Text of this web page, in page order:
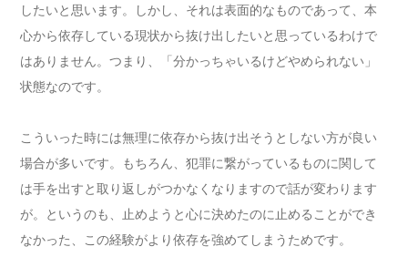
したいと思います。しかし、それは表面的なものであって、本
心から依存している現状から抜け出したいと思っているわけで
はありません。つまり、「分かっちゃいるけどやめられない」
状態なのです。
こういった時には無理に依存から抜け出そうとしない方が良い
場合が多いです。もちろん、犯罪に繋がっているものに関して
は手を出すと取り返しがつかなくなりますので話が変わります
が。というのも、止めようと心に決めたのに止めることができ
なかった、この経験がより依存を強めてしまうためです。